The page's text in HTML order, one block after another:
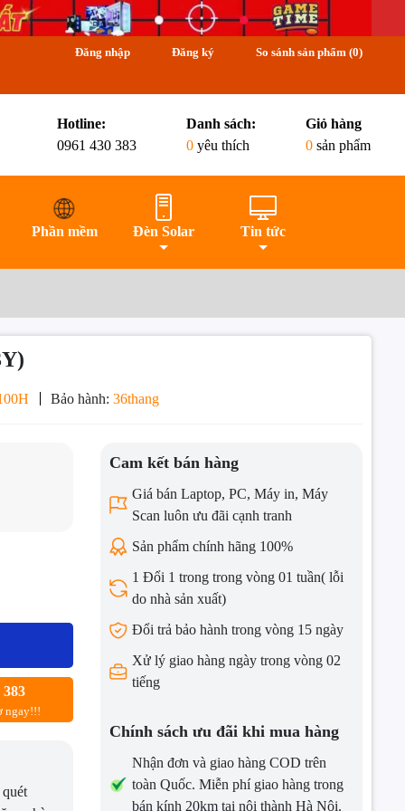
Đăng nhập Đăng ký So sánh sản phẩm (0)
Hotline:
0961 430 383
Danh sách:
0yêu thích
Giỏ hàng
0sản phẩm
Phần mềm Đèn Solar Tin tức
Bảo hành: 36thang
383
ngay!!!
Cam kết bán hàng
Giá bán Laptop, PC, Máy in, Máy
Scan luôn ưu đãi cạnh tranh
Sản phẩm chính hãng 100%
1 Đổi 1 trong trong vòng 01 tuần( lỗi
do nhà sản xuất)
Đổi trả bảo hành trong vòng 15 ngày
Xử lý giao hàng ngày trong vòng 02
tiếng
Chính sách ưu đãi khi mua hàng
Nhận đơn và giao hàng COD trên
toàn Quốc. Miễn phí giao hàng trong
bán kính 20km tại nội thành Hà Nội.
đãi bạn nhé